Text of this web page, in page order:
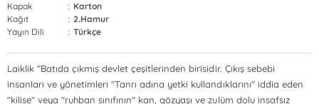
Kapak
: Karton
Kağıt
: 2.Hamur
Yayın Dili
: Türkçe
Laiklik "Batıda çıkmış devlet çeşitlerinden birisidir. Çıkış sebebi
insanları ve yönetimleri "Tanrı adına yetki kullandıklarını" iddia eden
"kilise" veya "ruhban sınıfının" kan, gözyaşı ve zulüm dolu insafsız